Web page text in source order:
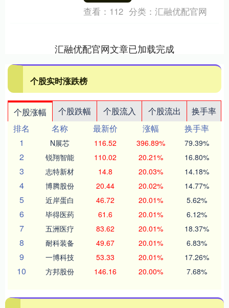
查看： 112 分类： 汇融优配官网
汇融优配官网文章已加载完成
个股实时涨跌榜
个股涨幅 个股跌幅 个股流入 个股流出
换手率
排名
名称 最新价 涨幅
换手率
1
N展芯 116.52 396.89% 79.39%
2 锐翔智能 110.02 20.21% 16.80%
3 志特新材 14.8 20.03% 14.18%
4 博腾股份 20.44 20.02% 14.77%
5 近岸蛋白 46.72 20.01% 5.62%
6 毕得医药 61.6 20.01% 6.12%
7 五洲医疗 83.62 20.01% 18.37%
8 耐科装备 49.67 20.01% 6.83%
9 一博科技 53.33 20.01% 17.26%
10 方邦股份 146.16 20.00% 7.68%